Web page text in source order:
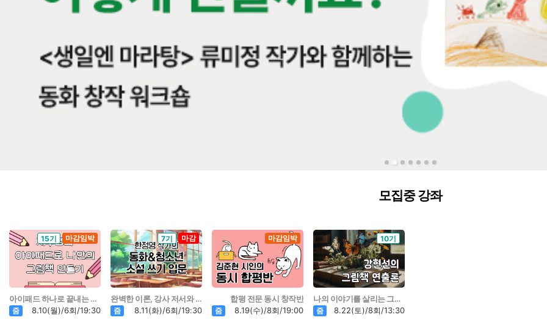
모집중 강좌
마감임박
15기
줌
아이패드 하나로 끝내는 그림책 만들기
8.10(월)/6회/19:30
마감
7기
줌
완벽한 이론, 강사 저서와 함께하는
8.11(화)/6회/19:30
마감임박
줌
합평 전문 동시 창작반
8.19(수)/8회/19:00
10기
줌
나의 이야기를 살리는 그림책 연출 방법
8.22(토)/8회/13:30